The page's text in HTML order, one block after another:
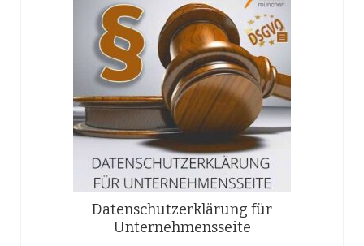
Datenschutzerklärung für
Unternehmensseite